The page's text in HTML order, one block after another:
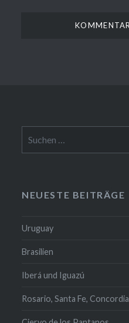
nach:
NEUESTE BEITRÄGE
Uruguay
Brasilien
Iberá und Iguazú
Rosario, Santa Fe, Concordia